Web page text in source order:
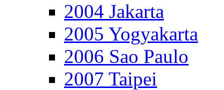
2004 Jakarta
2005 Yogyakarta
2006 Sao Paulo
2007 Taipei